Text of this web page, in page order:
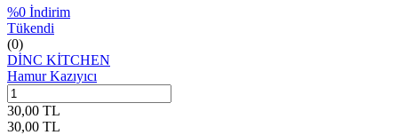
%0 İndirim
Tükendi
(0)
DİNC KİTCHEN
Hamur Kazıyıcı
30,00 TL
30,00 TL